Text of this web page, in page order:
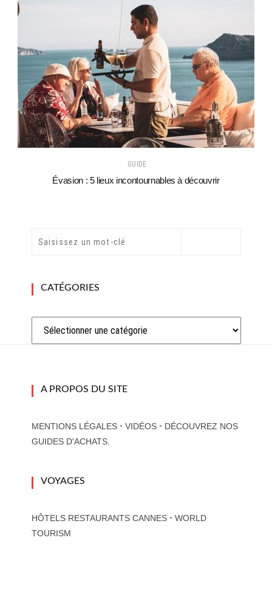
GUIDE
Évasion : 5 lieux incontournables à découvrir
CATÉGORIES
A PROPOS DU SITE
MENTIONS LÉGALES- VIDÉOS- DÉCOUVREZ NOS
GUIDES D'ACHATS.
VOYAGES
HÔTELS RESTAURANTS CANNES- WORLD
TOURISM